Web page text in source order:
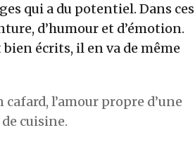
qui a du potentiel. Dans ces
d’humour et d’émotion.
écrits, il en va de même
l’amour propre d’une
cuisine.